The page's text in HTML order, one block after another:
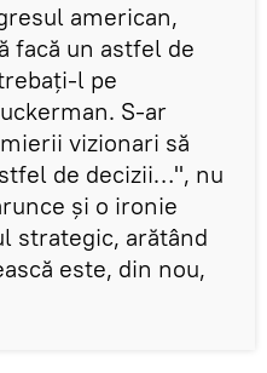
american,
facă un astfel de
l pe
S-ar
vizionari să
de decizii…", nu
și o ironie
strategic, arătând
este, din nou,